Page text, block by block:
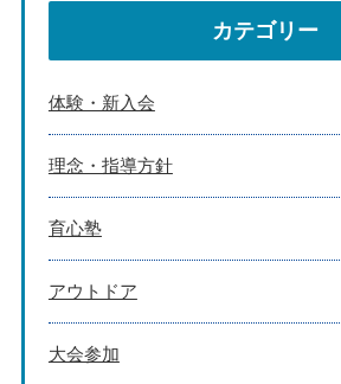
カテゴリー
体験・新入会
理念・指導方針
育心塾
アウトドア
大会参加